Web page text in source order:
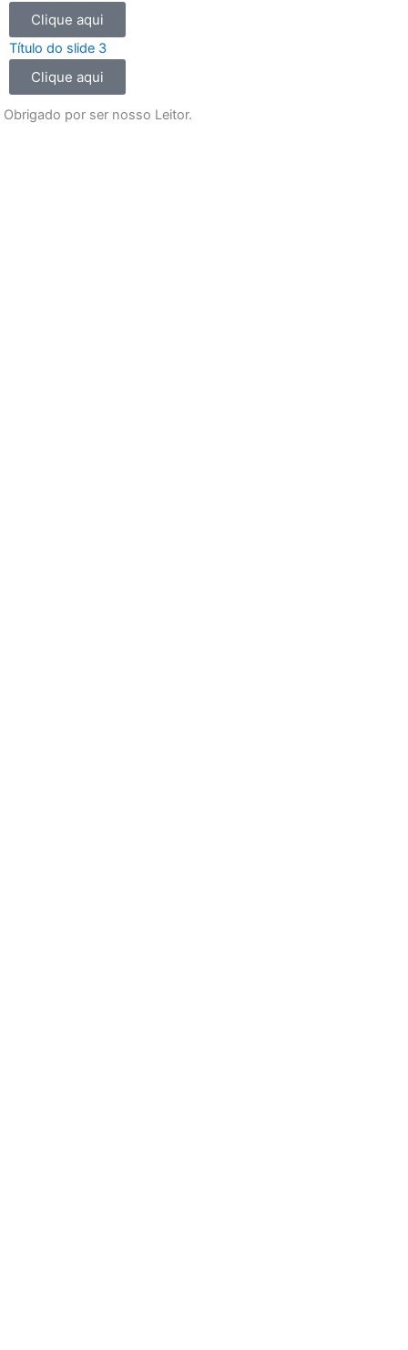
o
k
r
a
m
Clique aqui
Título do slide 3
Clique aqui
Obrigado por ser nosso Leitor.